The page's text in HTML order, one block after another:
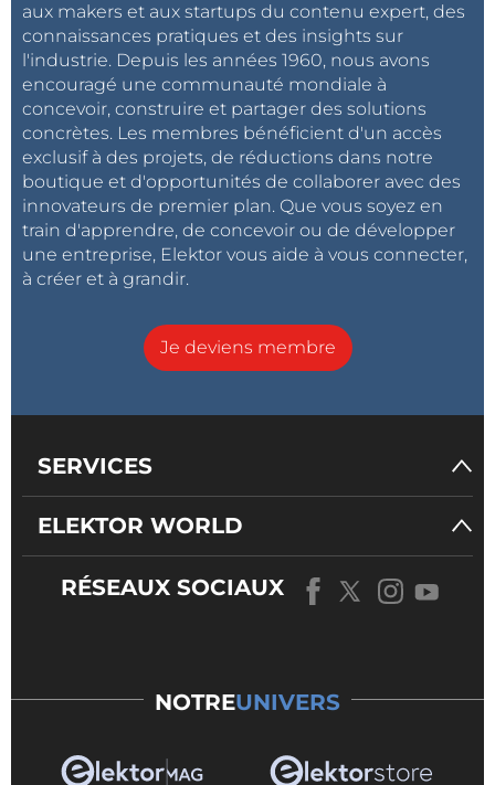
aux makers et aux startups du contenu expert, des
connaissances pratiques et des insights sur
l'industrie. Depuis les années 1960, nous avons
encouragé une communauté mondiale à
concevoir, construire et partager des solutions
concrètes. Les membres bénéficient d'un accès
exclusif à des projets, de réductions dans notre
boutique et d'opportunités de collaborer avec des
innovateurs de premier plan. Que vous soyez en
train d'apprendre, de concevoir ou de développer
une entreprise, Elektor vous aide à vous connecter,
à créer et à grandir.
Je deviens membre
SERVICES
ELEKTOR WORLD
RÉSEAUX SOCIAUX
NOTREUNIVERS